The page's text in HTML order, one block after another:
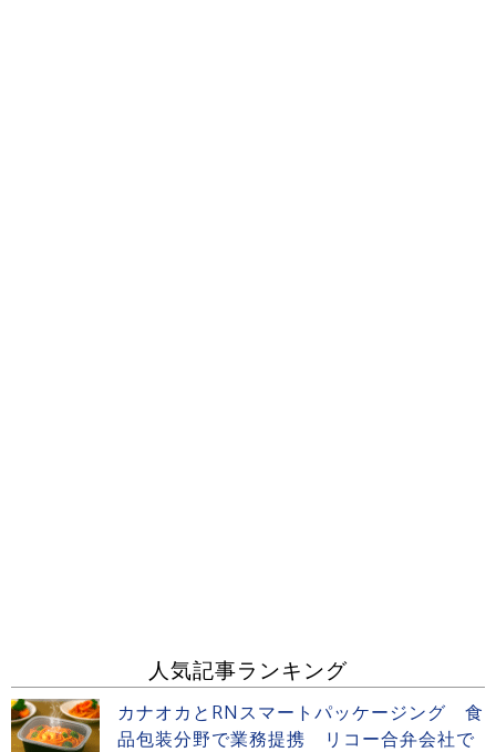
人気記事ランキング
カナオカとRNスマートパッケージング 食
品包装分野で業務提携 リコー合弁会社で